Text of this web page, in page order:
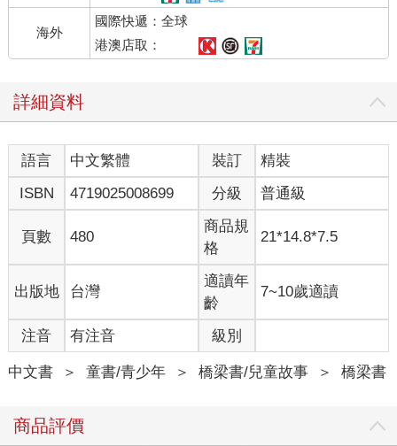
海外
國際快遞：全球
港澳店取：
詳細資料
語言 中文繁體 裝訂
精裝
ISBN
4719025008699 分級 普通級
頁數 480
商品規
格
21*14.8*7.5
出版地 台灣
適讀年
齡
7~10歲適讀
注音 有注音 級別
中文書 ＞ 童書/青少年 ＞ 橋梁書/兒童故事 ＞ 橋梁書
商品評價